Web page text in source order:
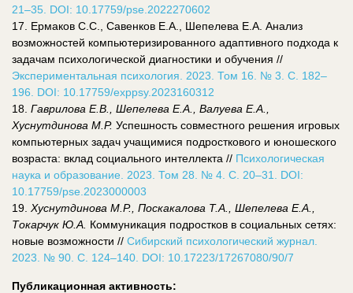
21–35. DOI: 10.17759/pse.2022270602
17. Ермаков С.С., Савенков Е.А., Шепелева Е.А. Анализ
возможностей компьютеризированного адаптивного подхода к
задачам психологической диагностики и обучения //
Экспериментальная психология. 2023. Том 16. № 3. С. 182–
196. DOI: 10.17759/exppsy.2023160312
18. Гаврилова Е.В., Шепелева Е.А., Валуева Е.А.,
Хуснутдинова М.Р. Успешность совместного решения игровых
компьютерных задач учащимися подросткового и юношеского
возраста: вклад социального интеллекта // Психологическая
наука и образование. 2023. Том 28. № 4. С. 20–31. DOI:
10.17759/pse.2023000003
19. Хуснутдинова М.Р., Поскакалова Т.А., Шепелева Е.А.,
Токарчук Ю.А. Коммуникация подростков в социальных сетях:
новые возможности // Сибирский психологический журнал.
2023. № 90. С. 124–140. DOI: 10.17223/17267080/90/7
Публикационная активность: